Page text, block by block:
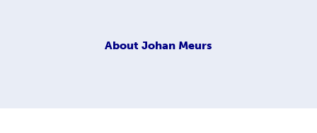
About Johan Meurs